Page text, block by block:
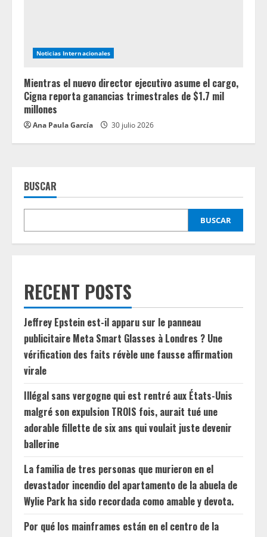
Noticias Internacionales
Mientras el nuevo director ejecutivo asume el cargo,
Cigna reporta ganancias trimestrales de $1.7 mil
millones
Ana Paula García 30 julio 2026
BUSCAR
BUSCAR
RECENT POSTS
Jeffrey Epstein est-il apparu sur le panneau
publicitaire Meta Smart Glasses à Londres ? Une
vérification des faits révèle une fausse affirmation
virale
Illégal sans vergogne qui est rentré aux États-Unis
malgré son expulsion TROIS fois, aurait tué une
adorable fillette de six ans qui voulait juste devenir
ballerine
La familia de tres personas que murieron en el
devastador incendio del apartamento de la abuela de
Wylie Park ha sido recordada como amable y devota.
Por qué los mainframes están en el centro de la